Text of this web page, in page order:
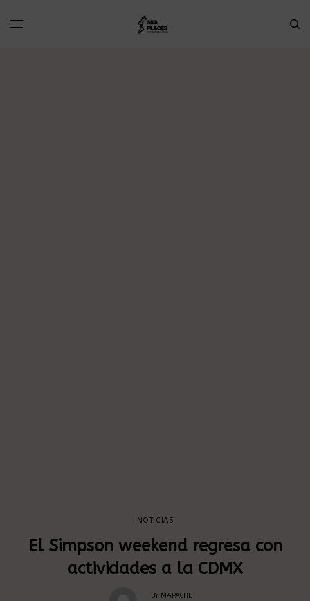
NOTICIAS
El Simpson weekend regresa con
actividades a la CDMX
BY MAPACHE